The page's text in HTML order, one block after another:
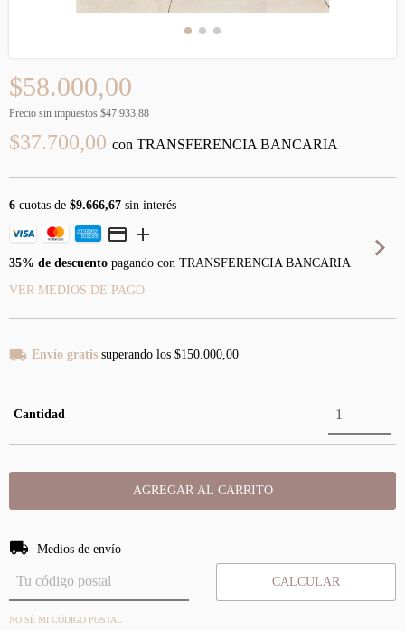
$58.000,00
Precio sin impuestos $47.933,88
$37.700,00 con TRANSFERENCIA BANCARIA
6 cuotas de $9.666,67 sin interés
35% de descuento pagando con TRANSFERENCIA BANCARIA
VER MEDIOS DE PAGO
Envío gratis superando los $150.000,00
Cantidad
Entregas para el CP:
Medios de envío
CALCULAR
NO SÉ MI CÓDIGO POSTAL